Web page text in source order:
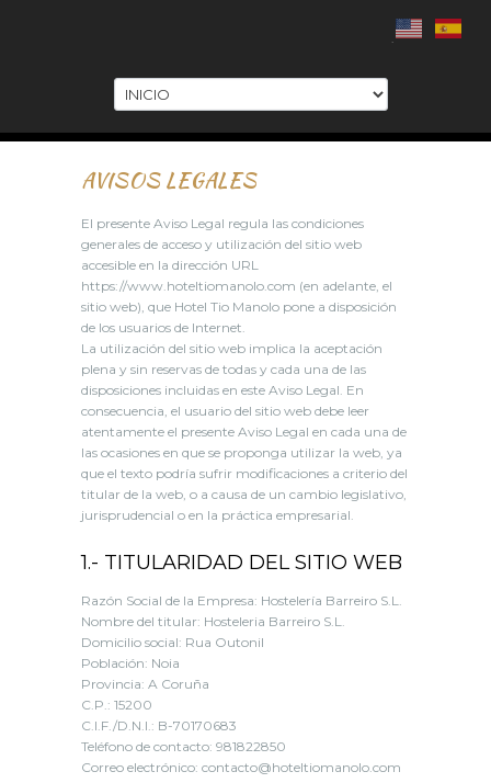
.
AVISOS LEGALES
El presente Aviso Legal regula las condiciones
generales de acceso y utilización del sitio web
accesible en la dirección URL
https://www.hoteltiomanolo.com (en adelante, el
sitio web), que Hotel Tio Manolo pone a disposición
de los usuarios de Internet.
La utilización del sitio web implica la aceptación
plena y sin reservas de todas y cada una de las
disposiciones incluidas en este Aviso Legal. En
consecuencia, el usuario del sitio web debe leer
atentamente el presente Aviso Legal en cada una de
las ocasiones en que se proponga utilizar la web, ya
que el texto podría sufrir modificaciones a criterio del
titular de la web, o a causa de un cambio legislativo,
jurisprudencial o en la práctica empresarial.
1.- TITULARIDAD DEL SITIO WEB
Razón Social de la Empresa: Hostelería Barreiro S.L.
Nombre del titular: Hosteleria Barreiro S.L.
Domicilio social: Rua Outonil
Población: Noia
Provincia: A Coruña
C.P.: 15200
C.I.F./D.N.I.: B-70170683
Teléfono de contacto: 981822850
Correo electrónico: contacto@hoteltiomanolo.com